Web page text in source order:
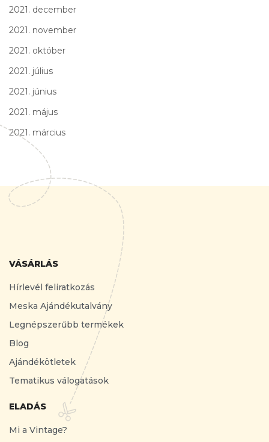
2021. december
2021. november
2021. október
2021. július
2021. június
2021. május
2021. március
VÁSÁRLÁS
Hírlevél feliratkozás
Meska Ajándékutalvány
Legnépszerűbb termékek
Blog
Ajándékötletek
Tematikus válogatások
ELADÁS
Mi a Vintage?